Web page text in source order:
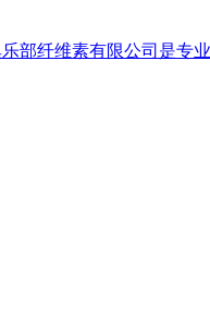
部纤维素有限公司是专